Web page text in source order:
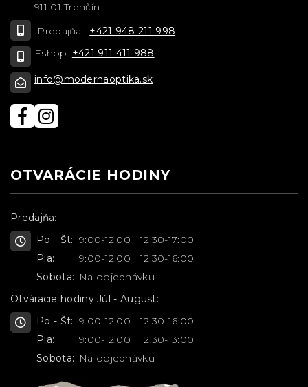
911 01 Trenčín
Predajňa: +421 948 211 998
Eshop: +421 911 411 988
info@modernaoptika.sk
OTVARÁCIE HODINY
Predajňa:
Po - Št: 9:00-12:00 | 12:30-17:00
Pia:
9:00-12:00 | 12:30-16:00
Sobota: Na objednávku
Otváracie hodiny Júl - August:
Po - Št: 9:00-12:00 | 12:30-16:00
Pia:
9:00-12:00 | 12:30-13:00
Sobota: Na objednávku